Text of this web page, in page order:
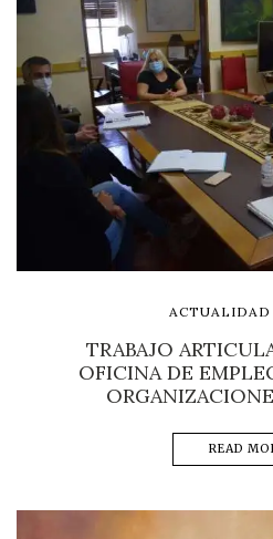
ACTUALIDAD
TRABAJO
OFICINA DE
READ